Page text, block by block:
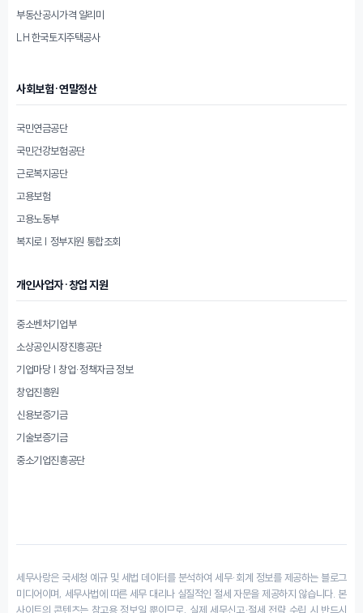
부동산공시가격 알리미
LH 한국토지주택공사
사회보험·연말정산
국민연금공단
국민건강보험공단
근로복지공단
고용보험
고용노동부
복지로 | 정부지원 통합조회
개인사업자·창업 지원
중소벤처기업부
소상공인시장진흥공단
기업마당 | 창업·정책자금 정보
창업진흥원
신용보증기금
기술보증기금
중소기업진흥공단
세무사랑은 국세청 예규 및 세법 데이터를 분석하여 세무·회계 정보를 제공하는 블로그
미디어이며, 세무사법에 따른 세무 대리나 실질적인 절세 자문을 제공하지 않습니다. 본
사이트의 콘텐츠는 참고용 정보일 뿐이므로, 실제 세무신고·절세 전략 수립 시 반드시